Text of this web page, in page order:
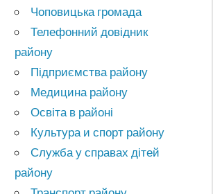
Чоповицька громада
Телефонний довідник
району
Підприємства району
Медицина району
Освіта в районі
Культура и спорт району
Служба у справах дітей
району